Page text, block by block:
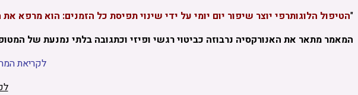
"הטיפול הלוגותרפי יוצר שיפור יום יומי על ידי שינוי תפיסת כל הזמנים: הוא מרפא
המאמר מתאר את האנורקסיה נרבוזה כביטוי רגשי ופיזי וכתגובה בלתי נמנעת של
לקריאת